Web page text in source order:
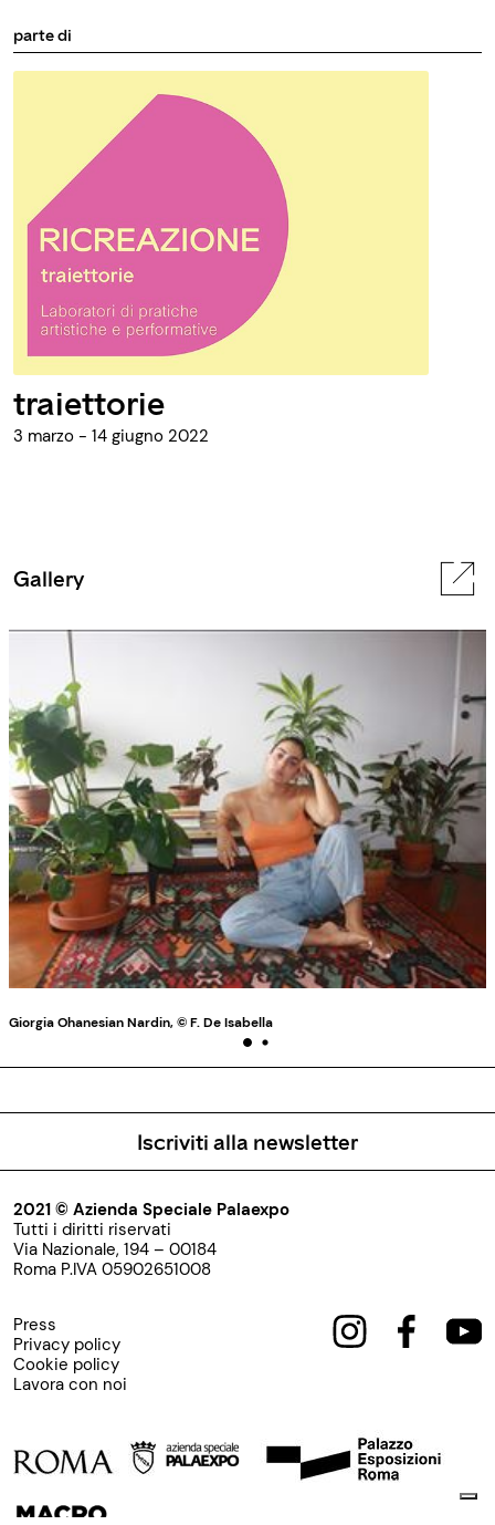
parte di
traiettorie
3 marzo - 14 giugno 2022
Gallery
Giorgia Ohanesian Nardin, © F. De Isabella
Iscriviti alla newsletter
2021 © Azienda Speciale Palaexpo
Tutti i diritti riservati
Via Nazionale, 194 – 00184
Roma P.IVA 05902651008
Press
Privacy policy
Cookie policy
Lavora con noi